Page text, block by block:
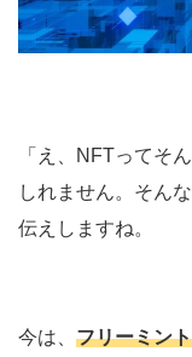
「え、NFTってそ
しれません。そん
伝えしますね。
今は、 フリーミン